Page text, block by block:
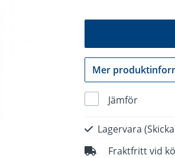
Mer
Jämför
Lagervara
Fraktfritt vid